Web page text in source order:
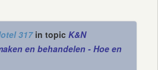
317in topic K&N
en behandelen - Hoe en